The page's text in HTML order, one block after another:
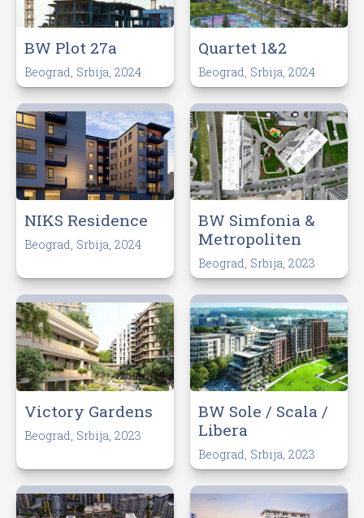
BW Plot 27a
Beograd, Srbija, 2024
Quartet 1&2
Beograd, Srbija, 2024
NIKS Residence
Beograd, Srbija, 2024
BW Simfonia &
Metropoliten
Beograd, Srbija, 2023
Victory Gardens
Beograd, Srbija, 2023
BW Sole / Scala /
Libera
Beograd, Srbija, 2023